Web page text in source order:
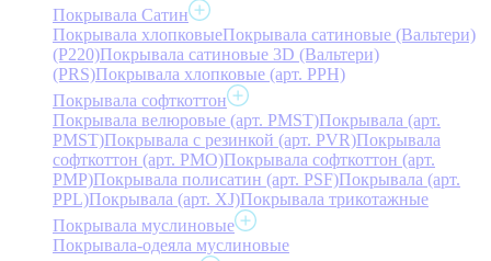
Покрывала Сатин
Покрывала хлопковыеПокрывала сатиновые (Вальтери)
(P220)Покрывала сатиновые 3D (Вальтери)
(PRS)Покрывала хлопковые (арт. PPH)
Покрывала софткоттон
Покрывала велюровые (арт. PMST)Покрывала (арт.
PMST)Покрывала с резинкой (арт. PVR)Покрывала
софткоттон (арт. PMO)Покрывала софткоттон (арт.
PMP)Покрывала полисатин (арт. PSF)Покрывала (арт.
PPL)Покрывала (арт. XJ)Покрывала трикотажные
Покрывала муслиновые
Покрывала-одеяла муслиновые